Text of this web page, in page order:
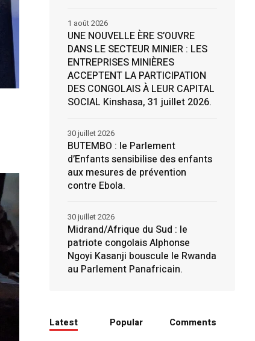
UNE NOUVELLE ÈRE S’OUVRE
DANS LE SECTEUR MINIER : LES
ENTREPRISES MINIÈRES
ACCEPTENT LA PARTICIPATION
DES CONGOLAIS À LEUR CAPITAL
SOCIAL Kinshasa, 31 juillet 2026.
1 août 2026
BUTEMBO : le Parlement
d’Enfants sensibilise des enfants
aux mesures de prévention
contre Ebola.
30 juillet 2026
Midrand/Afrique du Sud : le
patriote congolais Alphonse
Ngoyi Kasanji bouscule le Rwanda
au Parlement Panafricain.
30 juillet 2026
Latest Popular Comments